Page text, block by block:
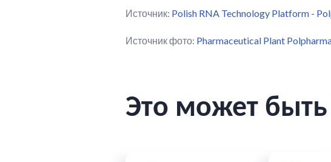
Источник: Polish RNA Technology Platform -
Источник фото: Pharmaceutical Plant
Это может